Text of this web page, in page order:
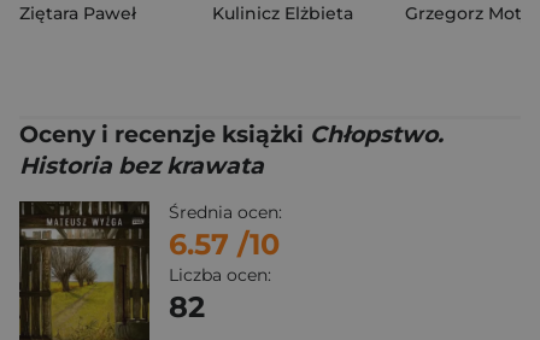
Ziętara Paweł
Kulinicz Elżbieta
Grzegorz
Oceny i recenzje książki Chłopstwo.
Historia bez krawata
Średnia ocen:
6.57 /10
Liczba ocen:
82